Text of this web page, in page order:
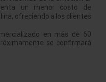
un menor costo de
ofreciendo a los clientes
en más de 60
se confirmará